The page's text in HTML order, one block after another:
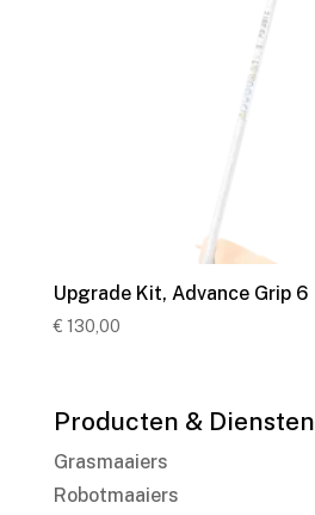
Upgrade Kit, Advance Grip 6
€ 130,00
Producten & Diensten
Grasmaaiers
Robotmaaiers